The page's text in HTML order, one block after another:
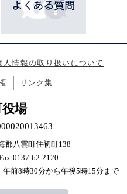
人情報の取り扱いについて
リンク集
場
八雲町住初町138
62-2120
前8時30分から午後5時15分まで